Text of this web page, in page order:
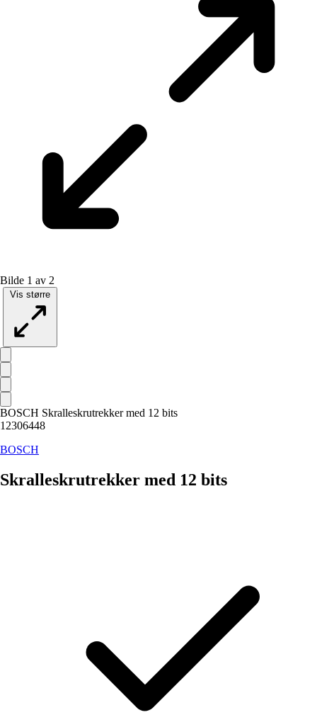
Bilde 1 av 2
Vis større
BOSCH Skralleskrutrekker med 12 bits
12306448
BOSCH
Skralleskrutrekker med 12 bits